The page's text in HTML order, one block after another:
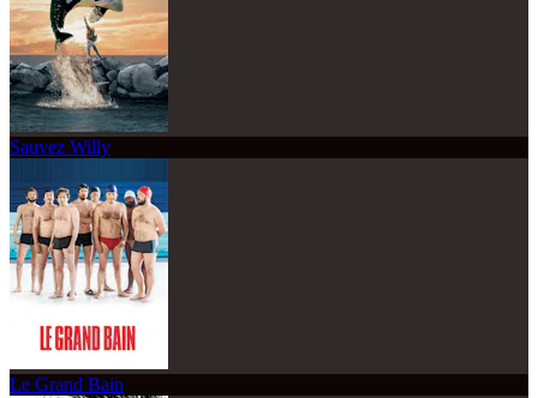
Sauvez Willy
Le Grand Bain